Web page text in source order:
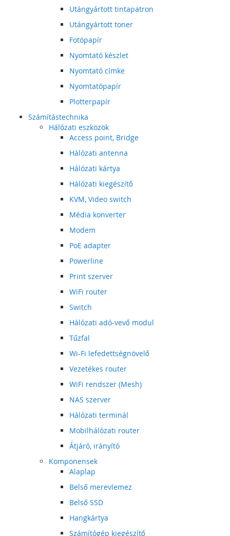
Utángyártott tintapatron
Utángyártott toner
Fotópapír
Nyomtató készlet
Nyomtató címke
Nyomtatópapír
Plotterpapír
Számítástechnika
Hálózati eszközök
Access point, Bridge
Hálózati antenna
Hálózati kártya
Hálózati kiegészítő
KVM, Video switch
Média konverter
Modem
PoE adapter
Powerline
Print szerver
WiFi router
Switch
Hálózati adó-vevő modul
Tűzfal
Wi-Fi lefedettségnövelő
Vezetékes router
WiFi rendszer (Mesh)
NAS szerver
Hálózati terminál
Mobilhálózati router
Átjáró, irányító
Komponensek
Alaplap
Belső merevlemez
Belső SSD
Hangkártya
Számítógép kiegészítő